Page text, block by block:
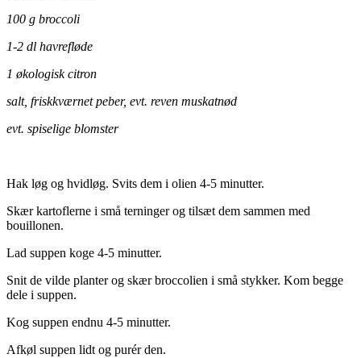
100 g broccoli
1-2 dl havrefløde
1 økologisk citron
salt, friskkværnet peber, evt. reven muskatnød
evt. spiselige blomster
Hak løg og hvidløg. Svits dem i olien 4-5 minutter.
Skær kartoflerne i små terninger og tilsæt dem sammen med
bouillonen.
Lad suppen koge 4-5 minutter.
Snit de vilde planter og skær broccolien i små stykker. Kom begge
dele i suppen.
Kog suppen endnu 4-5 minutter.
Afkøl suppen lidt og purér den.